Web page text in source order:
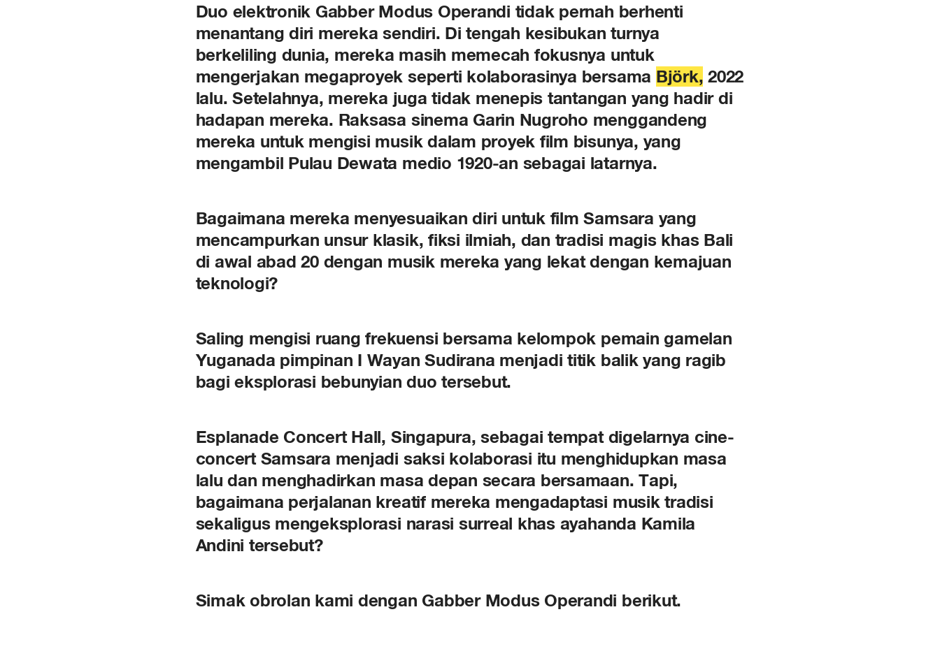
Duo elektronik Gabber Modus Operandi tidak pernah berhenti
menantang diri mereka sendiri. Di tengah kesibukan turnya
berkeliling dunia, mereka masih memecah fokusnya untuk
mengerjakan megaproyek seperti kolaborasinya bersama Björk, 2022
lalu. Setelahnya, mereka juga tidak menepis tantangan yang hadir di
hadapan mereka. Raksasa sinema Garin Nugroho menggandeng
mereka untuk mengisi musik dalam proyek film bisunya, yang
mengambil Pulau Dewata medio 1920-an sebagai latarnya.
Bagaimana mereka menyesuaikan diri untuk film Samsara yang
mencampurkan unsur klasik, fiksi ilmiah, dan tradisi magis khas Bali
di awal abad 20 dengan musik mereka yang lekat dengan kemajuan
teknologi?
Saling mengisi ruang frekuensi bersama kelompok pemain gamelan
Yuganada pimpinan I Wayan Sudirana menjadi titik balik yang ragib
bagi eksplorasi bebunyian duo tersebut.
Esplanade Concert Hall, Singapura, sebagai tempat digelarnya cine-
concert Samsara menjadi saksi kolaborasi itu menghidupkan masa
lalu dan menghadirkan masa depan secara bersamaan. Tapi,
bagaimana perjalanan kreatif mereka mengadaptasi musik tradisi
sekaligus mengeksplorasi narasi surreal khas ayahanda Kamila
Andini tersebut?
Simak obrolan kami dengan Gabber Modus Operandi berikut.